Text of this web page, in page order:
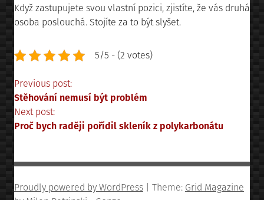
Když zastupujete svou vlastní pozici, zjistíte, že vás druhá
osoba poslouchá. Stojíte za to být slyšet.
5/5 - (2 votes)
Navigace
pro
Previous post:
Stěhování nemusí být problém
Next post:
Proč bych raději pořídil skleník z polykarbonátu
Proudly powered by WordPress Theme: Grid Magazine